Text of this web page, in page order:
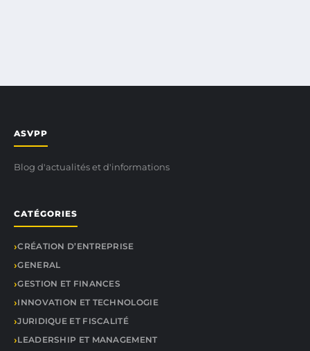
ASVPP
Blog d'actualités et d'informations
CATÉGORIES
CRÉATION D’ENTREPRISE
GENERAL
GESTION ET FINANCES
INNOVATION ET TECHNOLOGIE
JURIDIQUE ET FISCALITÉ
LEADERSHIP ET MANAGEMENT